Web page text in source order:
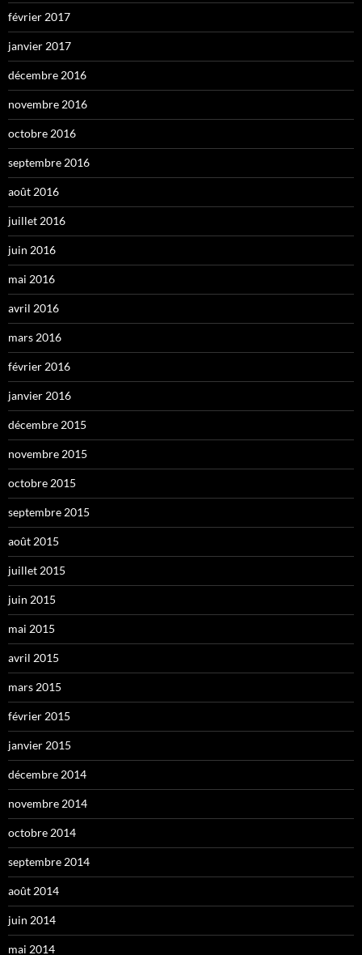
février 2017
janvier 2017
décembre 2016
novembre 2016
octobre 2016
septembre 2016
août 2016
juillet 2016
juin 2016
mai 2016
avril 2016
mars 2016
février 2016
janvier 2016
décembre 2015
novembre 2015
octobre 2015
septembre 2015
août 2015
juillet 2015
juin 2015
mai 2015
avril 2015
mars 2015
février 2015
janvier 2015
décembre 2014
novembre 2014
octobre 2014
septembre 2014
août 2014
juin 2014
mai 2014